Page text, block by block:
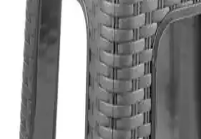
Cata CT-8024 Şarj Edilebilir
ve Dış Mekan Kullanımı İçin
Cata CT-8024 şarj edilebilir LED el feneri,
tasarımıyla farklı ortamlar için ideal, çok
özellikleriyle güvenilir aydınlatma sağlar.
İç ve Dış Mekan Kullanımı İçin
Karşılaştırması ve Seçim Rehberi